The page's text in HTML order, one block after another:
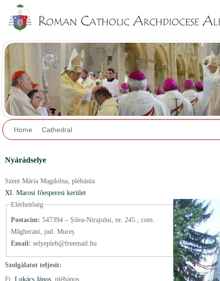
Home Cathedral
Nyárádselye
Szent Mária Magdolna, plébánia
XI. Marosi főesperesi kerület
Elérhetőség
Postacím: 547394 – Șilea-Nirajului, nr. 245., com.
Măgherani, jud. Mureș
Email: selyepleb@freemail.hu
Szolgálatot teljesít:
Ft. Lukács János , plébános